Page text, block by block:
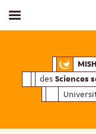
des Sciences
Afficher / masquer le